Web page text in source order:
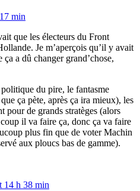
min
que les électeurs du Front
Je m’aperçois qu’il y avait
a dû changer grand’chose,
du pire, le fantasme
ça pète, après ça ira mieux), les
pour de grands stratèges (alors
il va faire ça, donc ça va faire
plus fin que de voter Machin
aux ploucs bas de gamme).
14 h 38 min